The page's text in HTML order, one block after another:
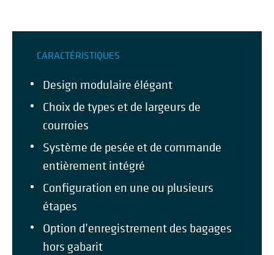
CARACTÉRISTIQUES
Design modulaire élégant
Choix de types et de largeurs de
courroies
Système de pesée et de commande
entièrement intégré
Configuration en une ou plusieurs
étapes
Option d’enregistrement des bagages
hors gabarit